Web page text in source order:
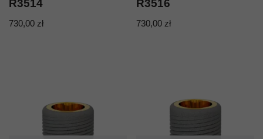
R3514
730,00 zł
R3516
730,00 zł